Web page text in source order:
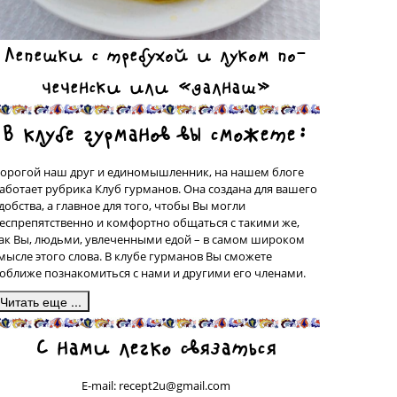
Лепешки с требухой и луком по-
чеченски или «далнаш»
В клубе гурманов вы сможете:
наш друг и единомышленник, на нашем блоге
рубрика Клуб гурманов. Она создана для вашего
а главное для того, чтобы Вы могли
и комфортно общаться с такими же,
Вы, людьми, увлеченными едой – в самом широком
этого слова. В клубе гурманов Вы сможете
познакомиться с нами и другими его членами.
в подрубрике «Сделано на моей кухне» у вас будет
прекрасная возможность поделиться со всеми рецептами
блюд, которые были сделаны вашими собственными
рецепт с фотографией приготовленного Вами блюда
С нами легко связаться
E-mail: recept2u@gmail.com